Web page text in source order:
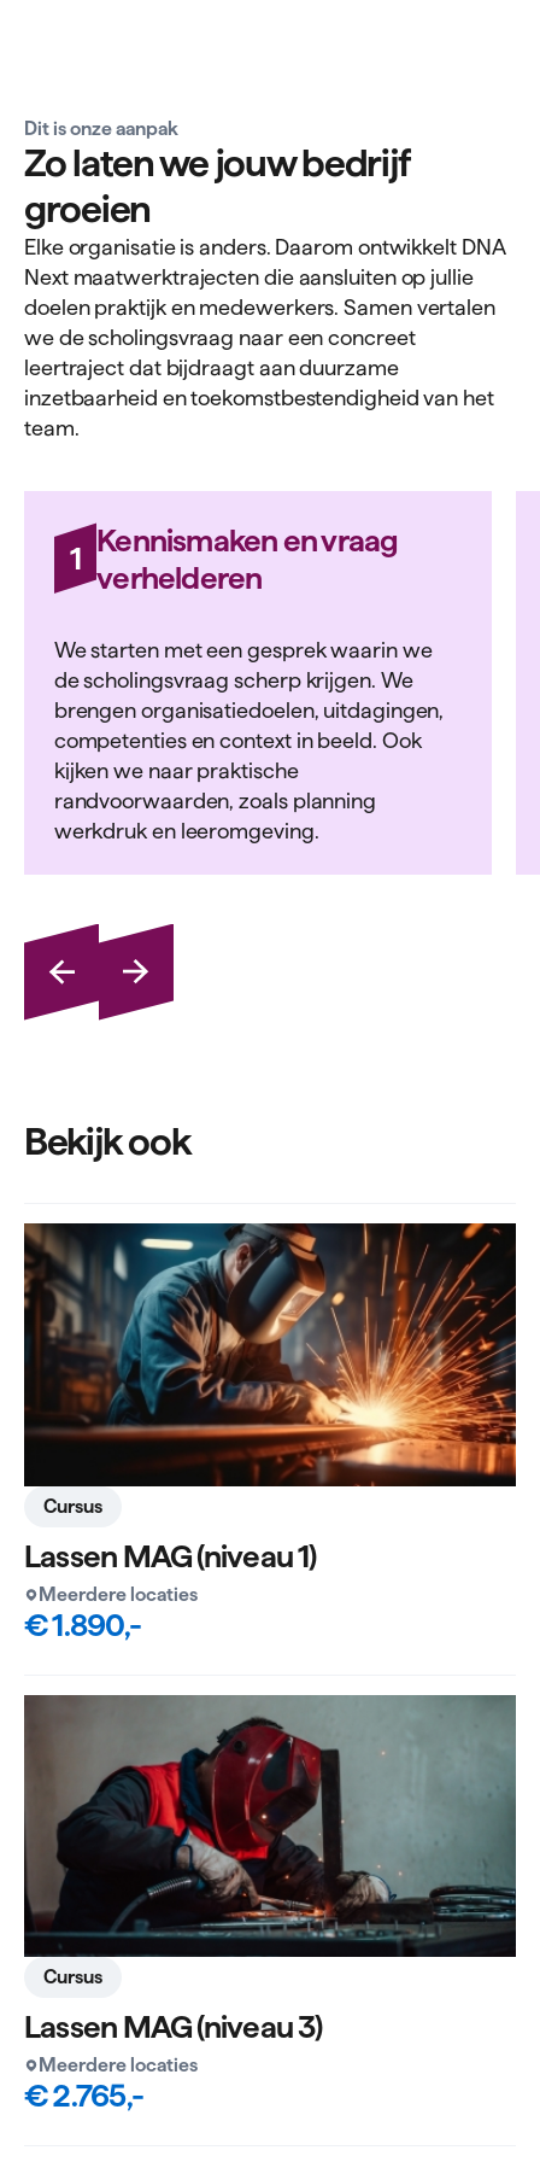
Dit is onze aanpak
Zo laten we jouw bedrijf
groeien
Elke organisatie is anders. Daarom ontwikkelt DNA
Next maatwerktrajecten die aansluiten op jullie
doelen praktijk en medewerkers. Samen vertalen
we de scholingsvraag naar een concreet
leertraject dat bijdraagt aan duurzame
inzetbaarheid en toekomstbestendigheid van het
team.
1
Kennismaken en vraag
verhelderen
We starten met een gesprek waarin we
de scholingsvraag scherp krijgen. We
brengen organisatiedoelen, uitdagingen,
competenties en context in beeld. Ook
kijken we naar praktische
randvoorwaarden, zoals planning
werkdruk en leeromgeving.
Bekijk ook
Lassen MAG (niveau 1)
Cursus
Meerdere locaties
€ 1.890,-
Lassen MAG (niveau 3)
Cursus
Meerdere locaties
€ 2.765,-